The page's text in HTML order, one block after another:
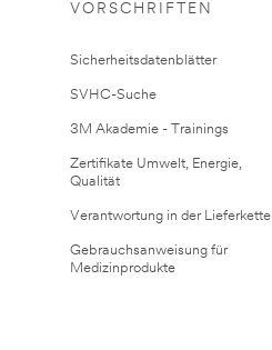
VORSCHRIFTEN
Sicherheitsdatenblätter
SVHC-Suche
3M Akademie - Trainings
Zertifikate Umwelt, Energie,
Qualität
Verantwortung in der Lieferkette
Gebrauchsanweisung für
Medizinprodukte